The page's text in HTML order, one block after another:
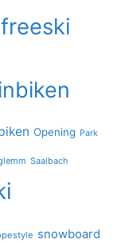
freeski
Opening Park
Saalbach
snowboard